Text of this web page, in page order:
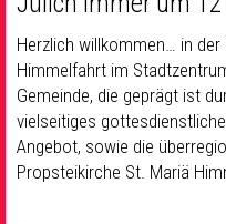
Herzlich willkommen… in
Himmelfahrt im
Gemeinde, die geprägt ist
vielseitiges
Angebot, sowie die
Propsteikirche St. Mariä